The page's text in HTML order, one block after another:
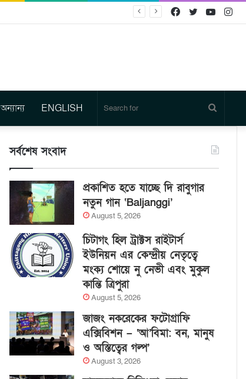
Twitter
Facebook
অন্যান্য ENGLISH
for
সর্বশেষ সংবাদ
প্রকাশিত হতে যাচ্ছে দি রাবুগার
নতুন গান ‘Baljanggi’
August 5, 2026
চিটাগং হিল ট্রাক্টস রাইটার্স
ইউনিয়ন এর কেন্দ্রীয় নেতৃত্বে
মংক্য শোয়ে নু নেভী এবং মুকুল
কান্তি ত্রিপুরা
August 5, 2026
জাজং নকরেকের ফটোগ্রাফি
এক্সিবিশন – ‘আ’বিমা: বন, মানুষ
ও অস্তিত্বের গল্প’
August 3, 2026